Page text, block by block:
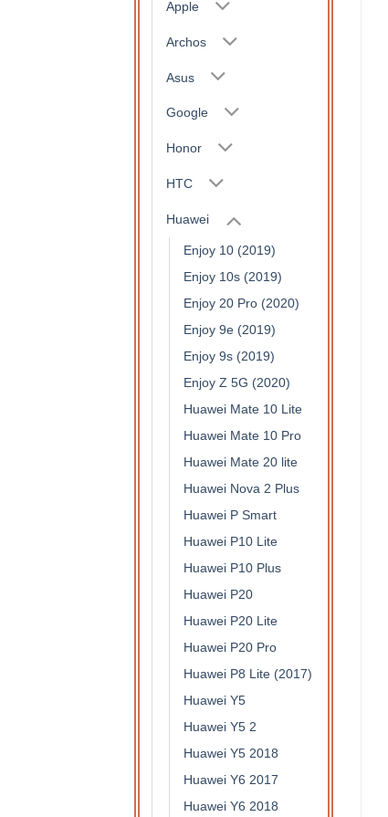
Apple
Archos
Asus
Google
Honor
HTC
Huawei
Enjoy 10 (2019)
Enjoy 10s (2019)
Enjoy 20 Pro (2020)
Enjoy 9e (2019)
Enjoy 9s (2019)
Enjoy Z 5G (2020)
Huawei Mate 10 Lite
Huawei Mate 10 Pro
Huawei Mate 20 lite
Huawei Nova 2 Plus
Huawei P Smart
Huawei P10 Lite
Huawei P10 Plus
Huawei P20
Huawei P20 Lite
Huawei P20 Pro
Huawei P8 Lite (2017)
Huawei Y5
Huawei Y5 2
Huawei Y5 2018
Huawei Y6 2017
Huawei Y6 2018